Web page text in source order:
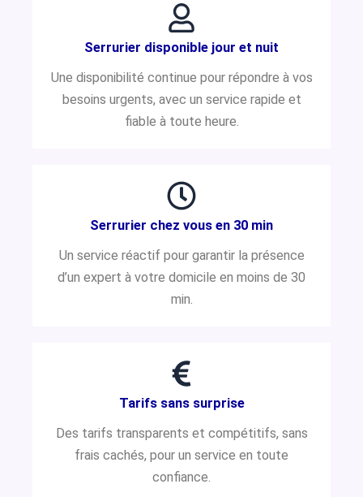
Serrurier disponible jour et nuit
Une disponibilité continue pour répondre à vos
besoins urgents, avec un service rapide et
fiable à toute heure.
Serrurier chez vous en 30 min
Un service réactif pour garantir la présence
d’un expert à votre domicile en moins de 30
min.
Tarifs sans surprise
Des tarifs transparents et compétitifs, sans
frais cachés, pour un service en toute
confiance.